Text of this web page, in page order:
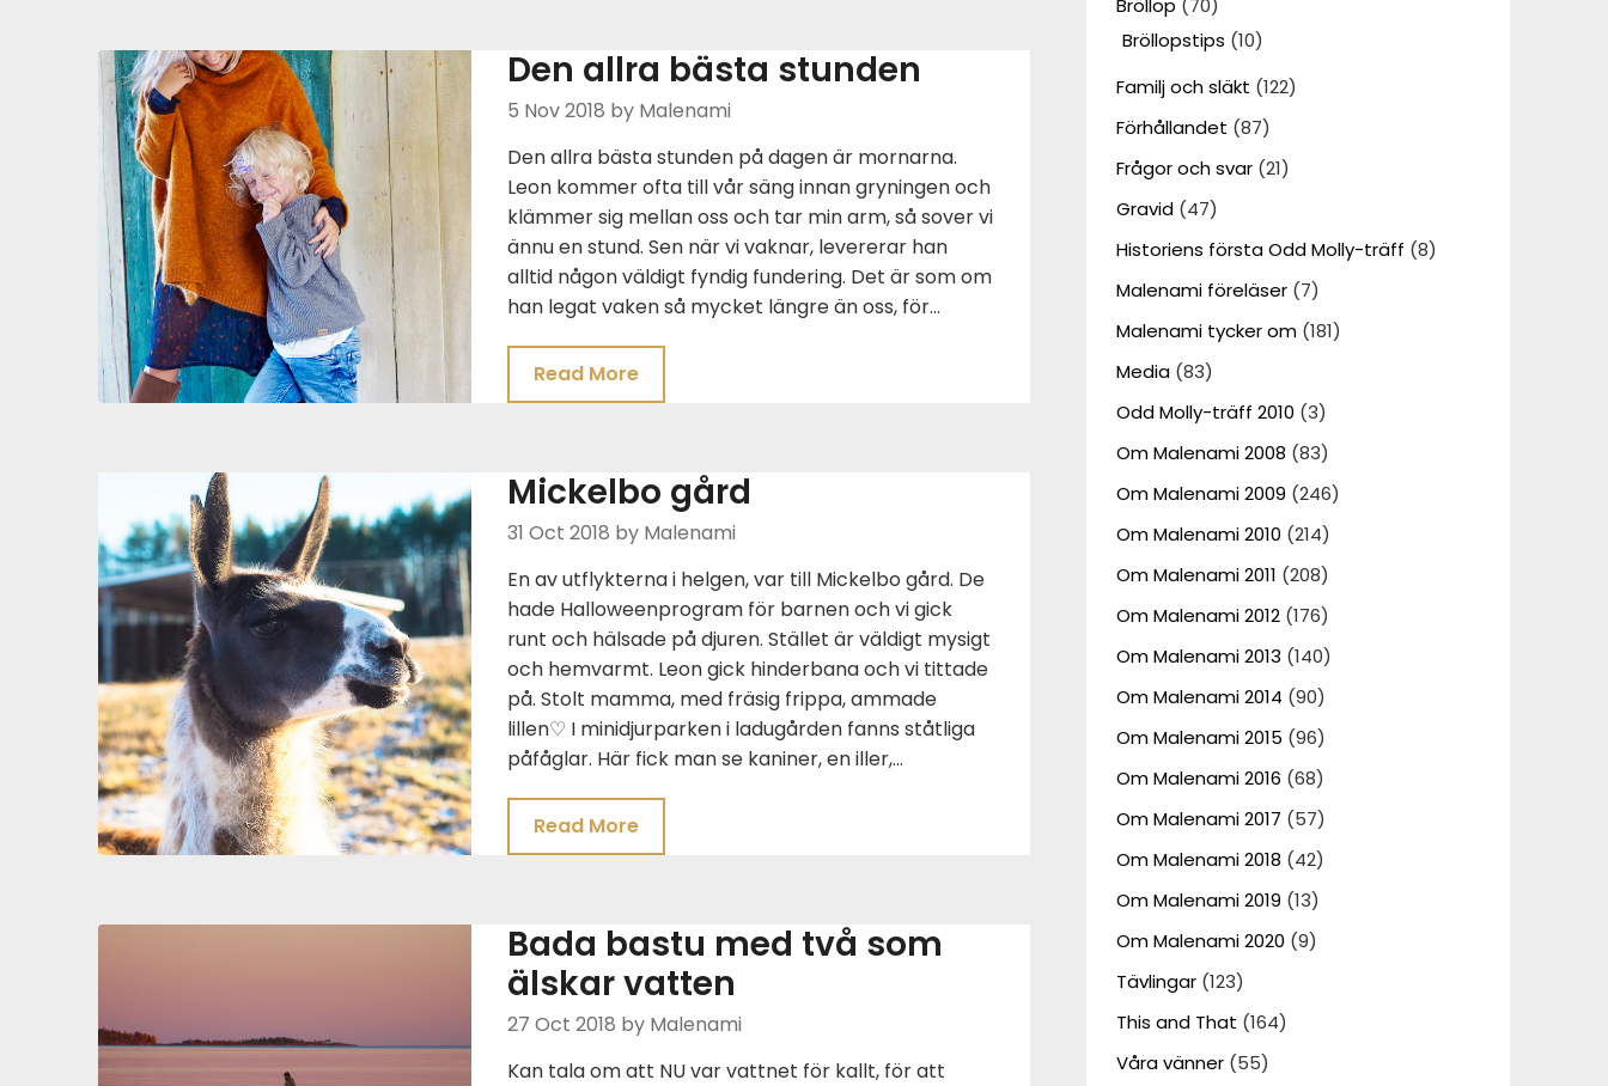
Den allra bästa stunden
5 Nov 2018 by Malenami
Den allra bästa stunden på dagen är mornarna.
Leon kommer ofta till vår säng innan gryningen och
klämmer sig mellan oss och tar min arm, så sover vi
ännu en stund. Sen när vi vaknar, levererar han
alltid någon väldigt fyndig fundering. Det är som om
han legat vaken så mycket längre än oss, för…
Read More
Mickelbo gård
31 Oct 2018 by Malenami
En av utflykterna i helgen, var till Mickelbo gård. De
hade Halloweenprogram för barnen och vi gick
runt och hälsade på djuren. Stället är väldigt mysigt
och hemvarmt. Leon gick hinderbana och vi tittade
på. Stolt mamma, med fräsig frippa, ammade
lillen♡ I minidjurparken i ladugården fanns ståtliga
påfåglar. Här fick man se kaniner, en iller,…
Read More
Bada bastu med två som
älskar vatten
27 Oct 2018 by Malenami
Kan tala om att NU var vattnet för kallt, för att
Bröllop (70)
Bröllopstips (10)
Familj och släkt (122)
Förhållandet (87)
Frågor och svar(21)
Gravid(47)
Historiens första Odd Molly-träff (8)
Malenami föreläser(7)
Malenami tycker om(181)
Media(83)
Odd Molly-träff 2010 (3)
Om Malenami 2008 (83)
Om Malenami 2009 (246)
Om Malenami 2010 (214)
Om Malenami 2011 (208)
Om Malenami 2012(176)
Om Malenami 2013 (140)
Om Malenami 2014 (90)
Om Malenami 2015 (96)
Om Malenami 2016 (68)
Om Malenami 2017 (57)
Om Malenami 2018 (42)
Om Malenami 2019 (13)
Om Malenami 2020 (9)
Tävlingar(123)
This and That (164)
Våra vänner(55)